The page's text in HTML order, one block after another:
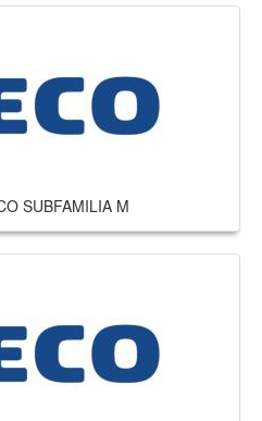
SUBFAMILIA M